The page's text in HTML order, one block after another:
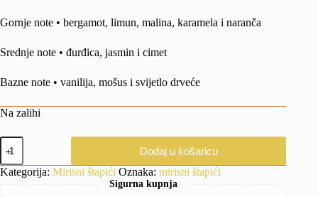
Gornje note • bergamot, limun, malina, karamela i naranča
Srednje note • đurđica, jasmin i cimet
Bazne note • vanilija, mošus i svijetlo drveće
Na zalihi
Mirisni
štapići
Blue
Nightingale
Dodaj u košaricu
Kategorija: Mirisni štapići Oznaka: mirisni štapići
Sigurna kupnja